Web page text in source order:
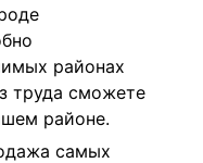
районах
труда сможете
районе.
самых